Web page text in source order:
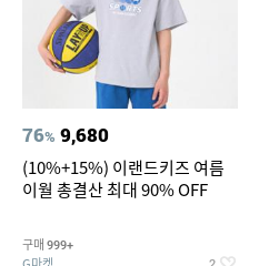
76% 9,680
(10%+15%) 이랜드키즈 여름
이월 총결산 최대 90% OFF
구매 999+